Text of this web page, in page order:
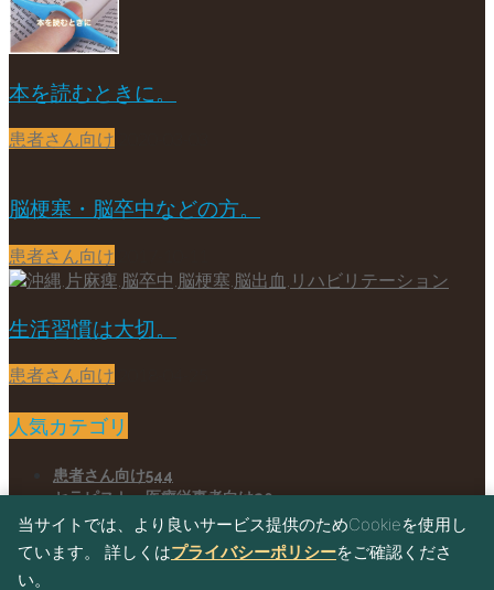
本を読むときに。
患者さん向け
脳梗塞・脳卒中などの方。
患者さん向け
生活習慣は大切。
患者さん向け
人気カテゴリ
患者さん向け544
セラピスト、医療従事者向け20
プログラミング教室 0
Home
当サイトでは、より良いサービス提供のためCookieを使用し
ています。 詳しくはプライバシーポリシーをご確認くださ
い。